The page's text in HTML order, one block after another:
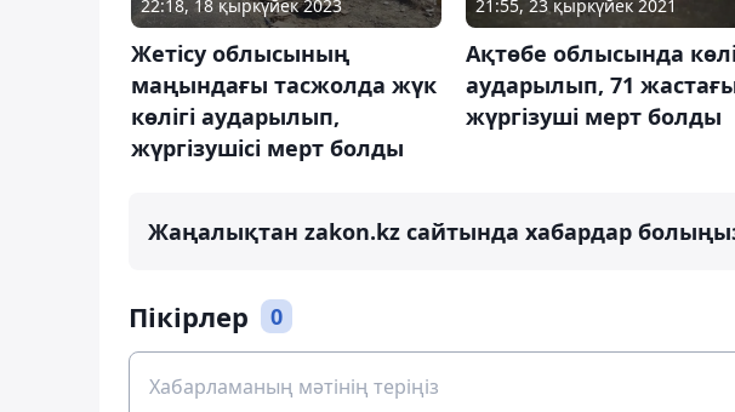
22:18, 18 қыркүйек 2023
Жетісу облысының
маңындағы тасжолда жүк
көлігі аударылып,
жүргізушісі мерт болды
21:55, 23 қыркүйек 2021
Ақтөбе облысында
аударылып, 71
жүргізуші мерт болды
Жаңалықтан zakon.kz сайтында хабардар
Пікірлер 0